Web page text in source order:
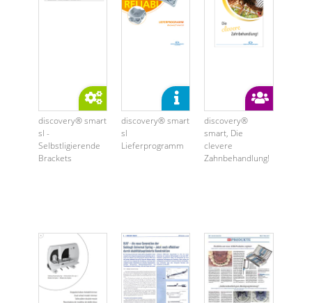
discovery® smart
sl -
Selbstligierende
Brackets
discovery® smart
sl
Lieferprogramm
discovery®
smart, Die
clevere
Zahnbehandlung!